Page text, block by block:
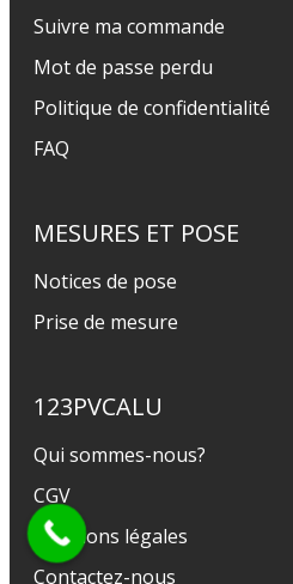
Suivre ma commande
Mot de passe perdu
Politique de confidentialité
FAQ
MESURES ET POSE
Notices de pose
Prise de mesure
123PVCALU
Qui sommes-nous?
CGV
Mentions légales
Contactez-nous